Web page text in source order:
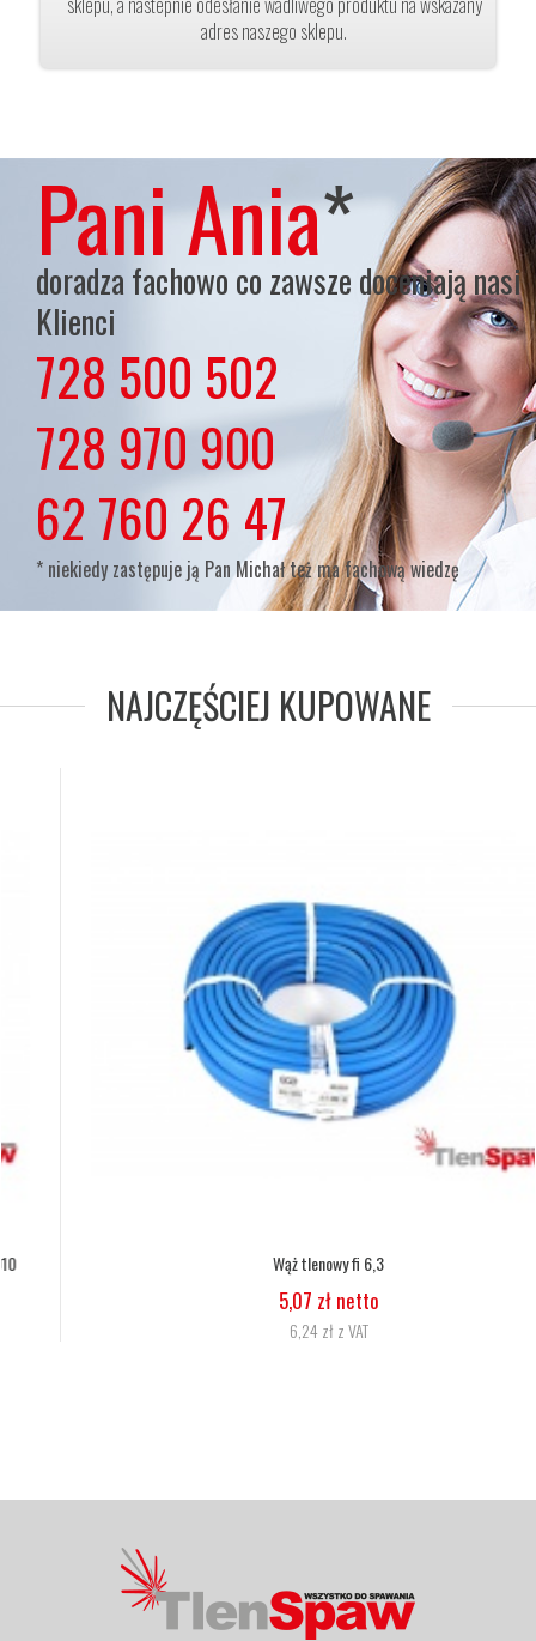
adres naszego sklepu.
Pani Ania*
doradza fachowo co zawsze doceniają nasi
Klienci
728 500 502
lub
728 970 900
lub
62 760 26 47
* niekiedy zastępuje ją Pan Michał też ma fachową wiedzę
NAJCZĘŚCIEJ KUPOWANE
Wąż tlenowy fi 6,3
5,07 zł netto
6,24 zł z VAT